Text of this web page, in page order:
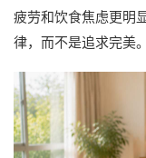
疲劳和饮食焦虑更明
律，而不是追求完美。